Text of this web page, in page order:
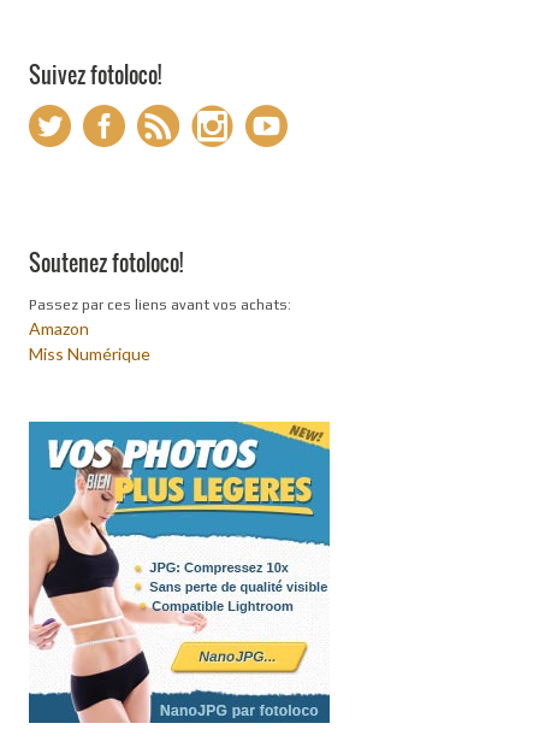
Suivez fotoloco!
Soutenez fotoloco!
Passez par ces liens avant vos achats:
Amazon
Miss Numérique